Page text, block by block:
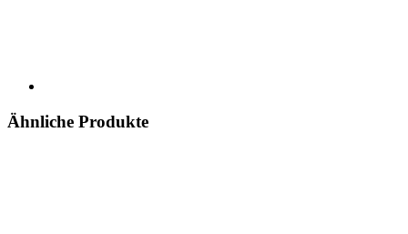
Ähnliche Produkte